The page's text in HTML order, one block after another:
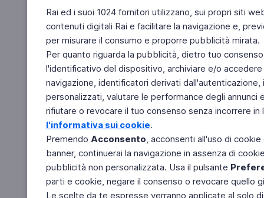
Rai ed i suoi 1024 fornitori utilizzano, sui propri siti
contenuti digitali Rai e facilitare la navigazione e,
per misurare il consumo e proporre pubblicità mirata.
Per quanto riguarda la pubblicità, dietro tuo
l'identificativo del dispositivo, archiviare e/o
navigazione, identificatori derivati
personalizzati, valutare le performance degli
rifiutare o revocare il tuo consenso senza incorrere
l'informativa sui cookie.
Premendo Acconsento, acconsenti all'uso di
banner, continuerai la navigazione in assenza di
pubblicità non personalizzata. Usa il pulsante
parti e cookie, negare il consenso o revocare quello
Le scelte da te espresse verranno applicate al solo